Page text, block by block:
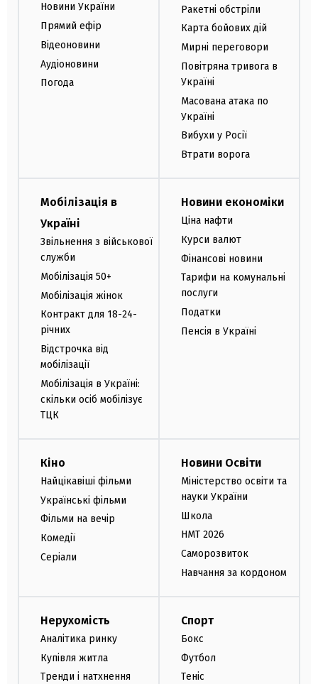
Новини України
Прямий ефір
Відеоновини
Аудіоновини
Погода
Ракетні обстріли
Карта бойових дій
Мирні переговори
Повітряна тривога в
Україні
Масована атака по
Україні
Вибухи у Росії
Втрати ворога
Мобілізація в
Україні
Звільнення з військової
служби
Мобілізація 50+
Мобілізація жінок
Контракт для 18-24-
річних
Відстрочка від
мобілізації
Мобілізація в Україні:
скільки осіб мобілізує
ТЦК
Новини економіки
Ціна нафти
Курси валют
Фінансові новини
Тарифи на комунальні
послуги
Податки
Пенсія в Україні
Кіно
Найцікавіші фільми
Українські фільми
Фільми на вечір
Комедії
Серіали
Новини Освіти
Міністерство освіти та
науки України
Школа
НМТ 2026
Саморозвиток
Навчання за кордоном
Нерухомість
Аналітика ринку
Купівля житла
Тренди і натхнення
Спорт
Бокс
Футбол
Теніс